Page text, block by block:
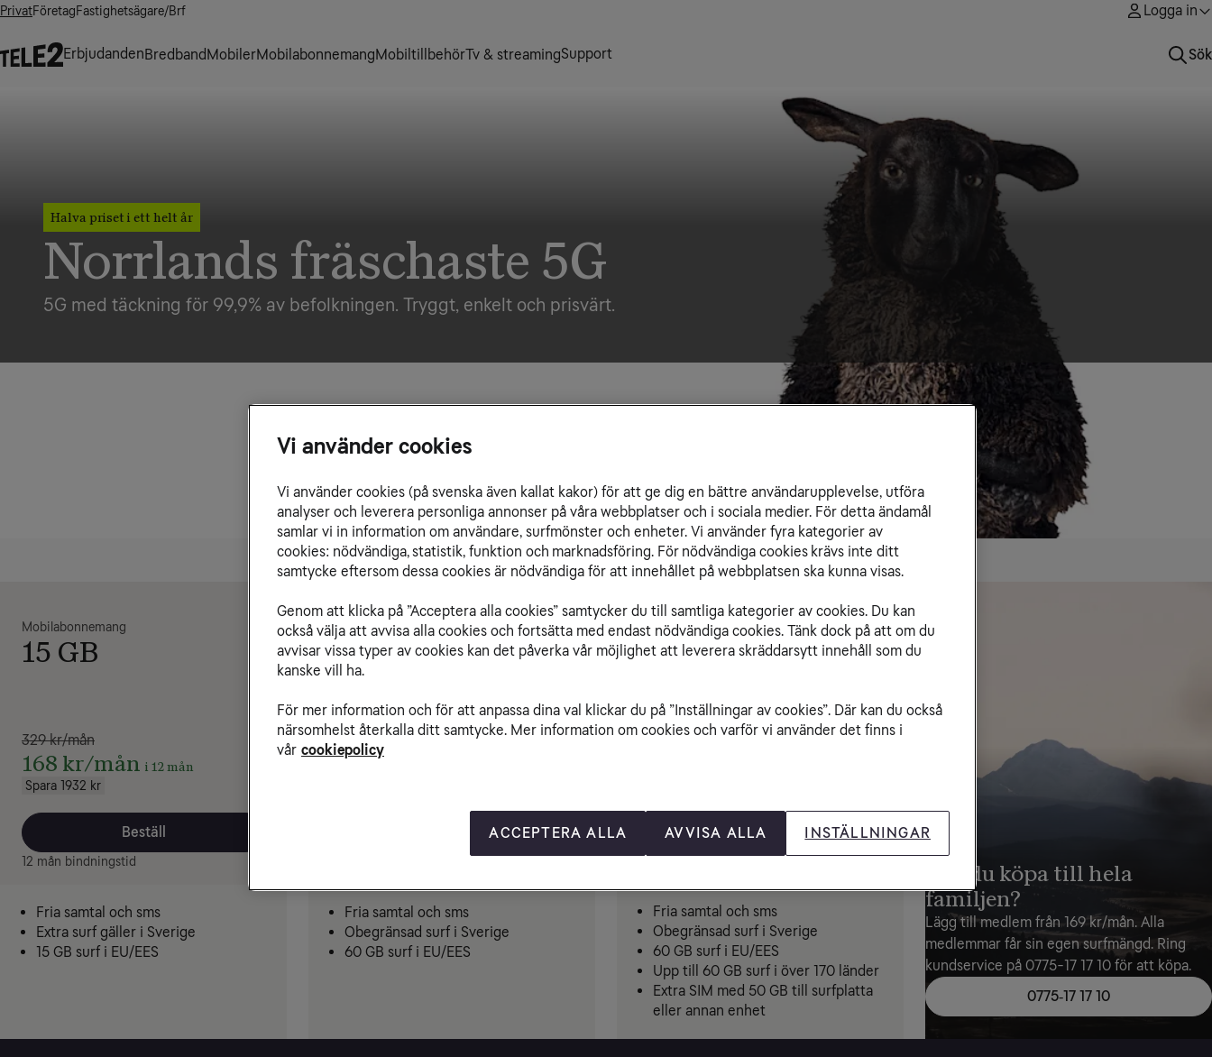
PrivatFöretagFastighetsägare/Brf Logga in
ErbjudandenBredbandMobilerMobilabonnemangMobiltillbehörTv & streamingSupport Sök
Halva priset i ett helt år
Norrlands fräschaste 5G
5G med täckning för 99,9% av befolkningen. Tryggt, enkelt och prisvärt.
Mobilabonnemang
15 GB
329 kr/mån
168 kr/mån i 12 mån
Spara 1932 kr
Beställ
12 mån bindningstid
Fria samtal och sms
Extra surf gäller i Sverige
15 GB surf i EU/EES
Mobilabonnemang
Obegränsad
479 kr/mån
239 kr/mån
Fria samtal och sms
Obegränsad surf i Sverige
60 GB surf i EU/EES
Mobilabonnemang
Obegränsad
519 kr/mån
Beställ
12 mån bindningstid
Fria samtal och sms
Obegränsad surf i Sverige
60 GB surf i EU/EES
Upp till 60 GB surf i över 170 länder
Extra SIM med 50 GB till surfplatta
eller annan enhet
Vill du köpa till hela
familjen?
Lägg till medlem från 169 kr/mån. Alla
medlemmar får sin egen surfmängd. Ring
kundservice på 0775-17 17 10 för att köpa.
0775‑17 17 10
Vi använder cookies
Vi använder cookies (på svenska även kallat kakor) för att ge dig en bättre användarupplevelse, utföra
analyser och leverera personliga annonser på våra webbplatser och i sociala medier. För detta ändamål
samlar vi in information om användare, surfmönster och enheter. Vi använder fyra kategorier av
cookies: nödvändiga, statistik, funktion och marknadsföring. För nödvändiga cookies krävs inte ditt
samtycke eftersom dessa cookies är nödvändiga för att innehållet på webbplatsen ska kunna visas.
Genom att klicka på ”Acceptera alla cookies” samtycker du till samtliga kategorier av cookies. Du kan
också välja att avvisa alla cookies och fortsätta med endast nödvändiga cookies. Tänk dock på att om du
avvisar vissa typer av cookies kan det påverka vår möjlighet att leverera skräddarsytt innehåll som du
kanske vill ha.
För mer information och för att anpassa dina val klickar du på ”Inställningar av cookies”. Där kan du också
närsomhelst återkalla ditt samtycke. Mer information om cookies och varför vi använder det finns i
vår cookiepolicy
ACCEPTERA ALLA AVVISA ALLA INSTÄLLNINGAR